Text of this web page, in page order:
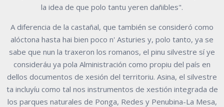
la idea de que polo tantu yeren dañibles".
A diferencia de la castañal, que también se consideró como
alóctona hasta hai bien poco n' Asturies y, polo tanto, ya se
sabe que nun la traxeron los romanos, el pinu silvestre sí ye
consideráu ya pola Alministración como propiu del país en
dellos documentos de xesión del territoriu. Asina, el silvestre
ta incluyíu como tal nos instrumentos de xestión integrada de
los parques naturales de Ponga, Redes y Penubina-La Mesa,